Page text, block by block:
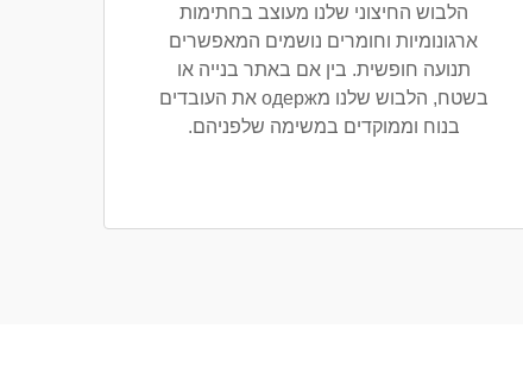
הלבוש החיצוני שלנו מעוצב בחתימות
ארגונומיות וחומרים נושמים המאפשרים
תנועה חופשית. בין אם באתר בנייה או
בשטח, הלבוש שלנו מодерж את העובדים
בנוח וממוקדים במשימה שלפניהם.